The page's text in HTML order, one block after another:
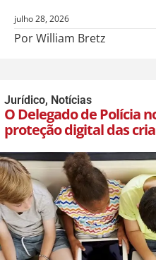
julho 28, 2026
Por William Bretz
Jurídico, Notícias
O Delegado de Polícia
proteção digital das